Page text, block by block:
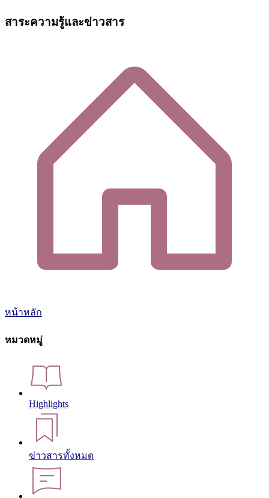
สาระความรู้และข่าวสาร
หน้าหลัก
หมวดหมู่
Highlights
ข่าวสารทั้งหมด